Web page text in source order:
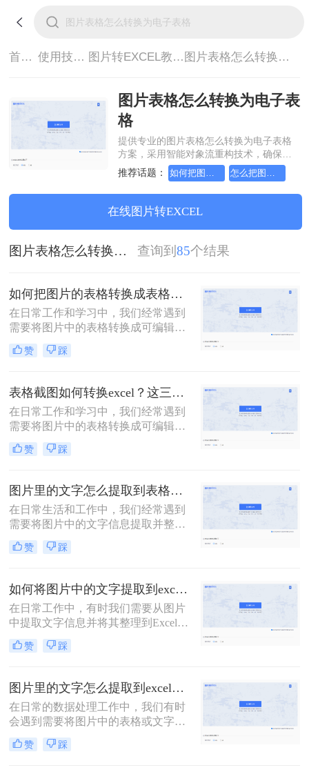
首页> 使用技巧> 图片转EXCEL教程> 图片表格怎么转换为电子表格
图片表格怎么转换为电子表
格
提供专业的图片表格怎么转换为电子表格
方案，采用智能对象流重构技术，确保文
档1:1高保真还原且排版不乱码。支持一键
批量处理，全链路 SSL 加密保障隐私安
全。助您快速实现图片表格怎么转换为电
子表格，无需安装，高效办公。
推荐话题：
在线图片转EXCEL
图片表格怎么转换为电子表格 查询到 85个结果
如何把图片的表格转换成表格？可以试试这二个方法！
在日常工作和学习中，我们经常遇到
需要将图片中的表格转换成可编辑的
表格格式的情况。这不仅有助于我们
快速提取和整理表格中的数据，还能
格转换成表格呢？下面将介绍二种实
用的方法，帮助您轻松将图片表格转
换为可编辑的表格。
赞 踩
表格截图如何转换excel？这三个方法值得尝试！
在日常工作和学习中，我们经常遇到
需要将图片中的表格转换成可编辑的
表格格式的情况。这不仅有助于我们
快速提取和整理表格中的数据，还能
换excel呢？下面将介绍三种实用的方
法，帮助您轻松将图片表格转换为可
编辑的表格。
赞 踩
图片里的文字怎么提取到表格里？教你3个图片转excel方法
在日常生活和工作中，我们经常遇到
需要将图片中的文字信息提取并整理
到表格中的情况。那么图片里的文字
怎么提取到表格里呢？下面介绍三种
标。
赞 踩
如何将图片中的文字提取到excel？推荐这2个方法，一学就会！
在日常工作中，有时我们需要从图片
中提取文字信息并将其整理到Excel表
格中，以便进行数据分析和处理。虽
然这听起来可能有些复杂，但借助一
得相对简单。那么如何将图片中的文
字提取到excel呢？以下是将图片中的
文字提取到Excel的几种方法。
赞 踩
图片里的文字怎么提取到excel？这2招方法新手也能快速学会！
在日常的数据处理工作中，我们有时
会遇到需要将图片中的表格或文字信
息提取到Excel中的情况。这一过程可
能听起来有些复杂，但实际上，借助
赞 踩